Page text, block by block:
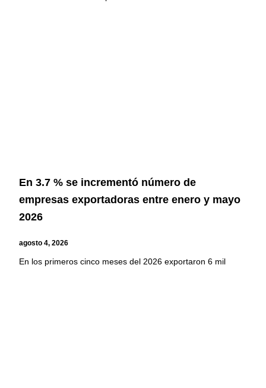
En 3.7 % se incrementó número de
empresas exportadoras entre enero y mayo
2026
agosto 4, 2026
En los primeros cinco meses del 2026 exportaron 6 mil